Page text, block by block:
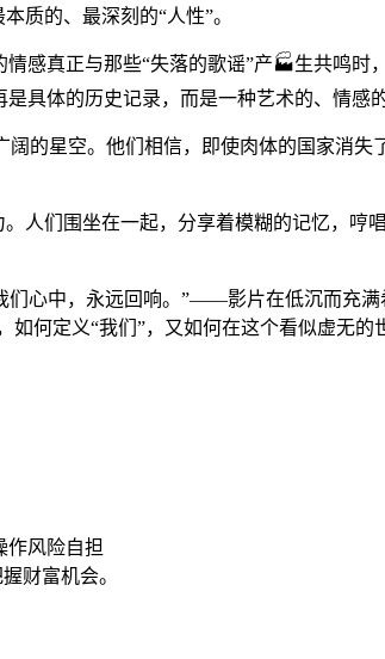
质的、最深刻的“人性”。
感真正与那些“失落的歌谣”产🏭生共鸣时
具体的历史记录，而是一种艺术的、情感的
的星空。他们相信，即使肉体的国家消
人们围坐在一起，分享着模糊的记忆，哼
们心中，永远回响。”——影片在低沉而充
何定义“我们”，又如何在这个看似虚无
作风险自担
财富机会。